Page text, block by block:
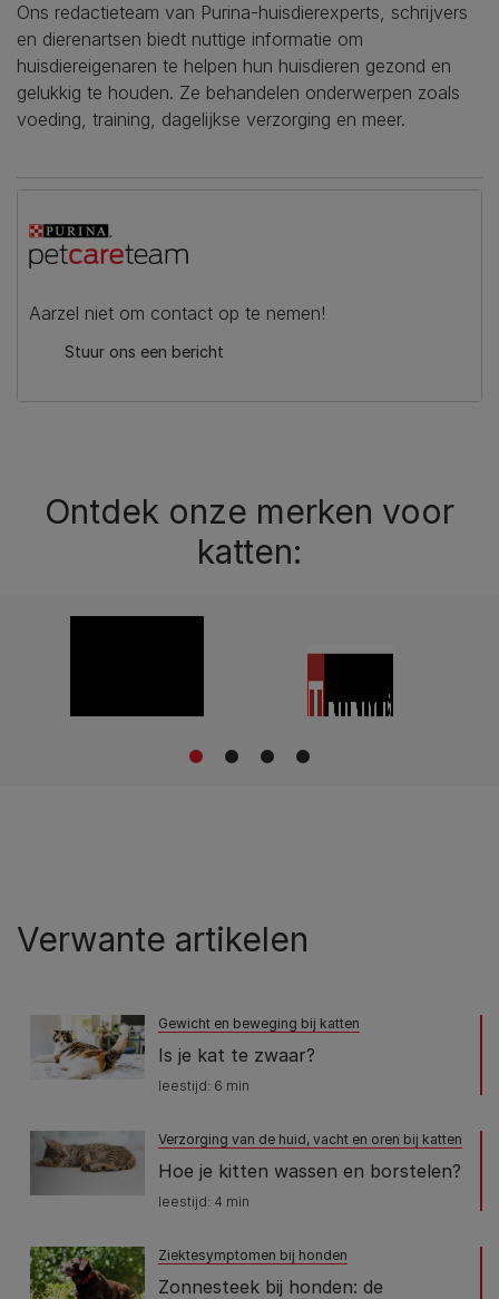
Ons redactieteam van Purina-huisdierexperts, schrijvers
en dierenartsen biedt nuttige informatie om
huisdiereigenaren te helpen hun huisdieren gezond en
gelukkig te houden. Ze behandelen onderwerpen zoals
voeding, training, dagelijkse verzorging en meer.
Aarzel niet om contact op te nemen!
Stuur ons een bericht
Ontdek onze merken voor
katten:
1 2 3 4
Verwante artikelen
Gewicht en beweging bij katten
Is je kat te zwaar?
leestijd: 6 min
Verzorging van de huid, vacht en oren bij katten
Hoe je kitten wassen en borstelen?
leestijd: 4 min
Ziektesymptomen bij honden
Zonnesteek bij honden: de